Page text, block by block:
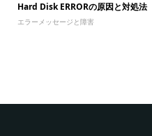
Hard Disk ERRORの原因と対処法
エラーメッセージと障害